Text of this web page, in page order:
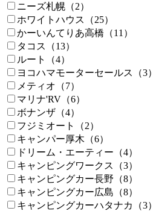
ニーズ札幌（2）
ホワイトハウス（25）
かーいんてりあ高橋（11）
タコス（13）
ルート（4）
ヨコハマモーターセールス（3）
メティオ（7）
マリナ'RV（6）
ボナンザ（4）
フジミオート（2）
キャンパー厚木（6）
ドリーム・エーティー（4）
キャンピングワークス（3）
キャンピングカー長野（8）
キャンピングカー広島（8）
キャンピングカーハタナカ（3）